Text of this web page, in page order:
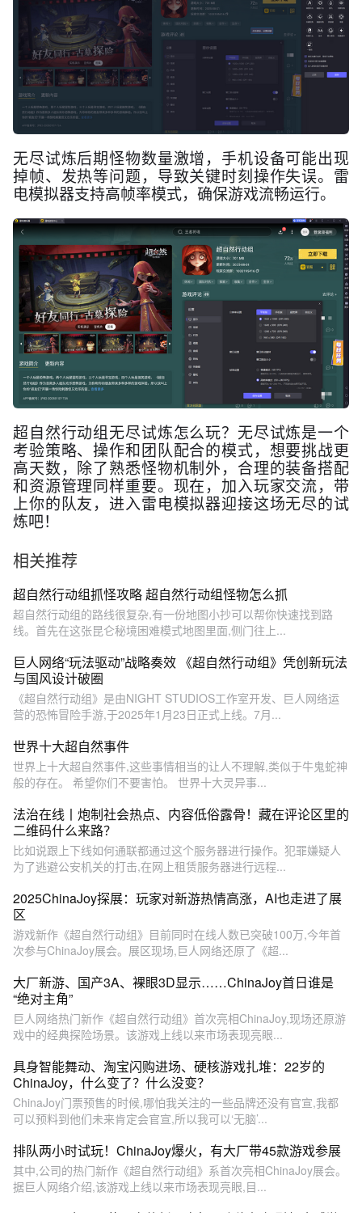
无尽试炼后期怪物数量激增，手机设备可能出现
掉帧、发热等问题，导致关键时刻操作失误。雷
电模拟器支持高帧率模式，确保游戏流畅运行。
超自然行动组无尽试炼怎么玩？无尽试炼是一个
考验策略、操作和团队配合的模式，想要挑战更
高天数，除了熟悉怪物机制外，合理的装备搭配
和资源管理同样重要。现在，加入玩家交流，带
上你的队友，进入雷电模拟器迎接这场无尽的试
炼吧！
相关推荐
超自然行动组抓怪攻略 超自然行动组怪物怎么抓
超自然行动组的路线很复杂,有一份地图小抄可以帮你快速找到路
线。首先在这张昆仑秘境困难模式地图里面,侧门往上...
巨人网络“玩法驱动”战略奏效 《超自然行动组》凭创新玩法
与国风设计破圈
《超自然行动组》是由NIGHT STUDIOS工作室开发、巨人网络运
营的恐怖冒险手游,于‌2025年1月23日正式上线‌。7月...
世界十大超自然事件
世界上十大超自然事件,这些事情相当的让人不理解,类似于牛鬼蛇神
般的存在。 希望你们不要害怕。 世界十大灵异事...
法治在线丨炮制社会热点、内容低俗露骨！藏在评论区里的
二维码什么来路？
比如说跟上下线如何通联都通过这个服务器进行操作。犯罪嫌疑人
为了逃避公安机关的打击,在网上租赁服务器进行远程...
2025ChinaJoy探展：玩家对新游热情高涨，AI也走进了展
区
游戏新作《超自然行动组》目前同时在线人数已突破100万,今年首
次参与ChinaJoy展会。展区现场,巨人网络还原了《超...
大厂新游、国产3A、裸眼3D显示……ChinaJoy首日谁是
“绝对主角”
巨人网络热门新作《超自然行动组》首次亮相ChinaJoy,现场还原游
戏中的经典探险场景。该游戏上线以来市场表现亮眼...
具身智能舞动、淘宝闪购进场、硬核游戏扎堆：22岁的
ChinaJoy，什么变了？什么没变？
ChinaJoy门票预售的时候,哪怕我关注的一些品牌还没有官宣,我都
可以预料到他们未来肯定会官宣,所以我可以‘无脑’...
排队两小时试玩！ChinaJoy爆火，有大厂带45款游戏参展
其中,公司的热门新作《超自然行动组》系首次亮相ChinaJoy展会。
据巨人网络介绍,该游戏上线以来市场表现亮眼,目...